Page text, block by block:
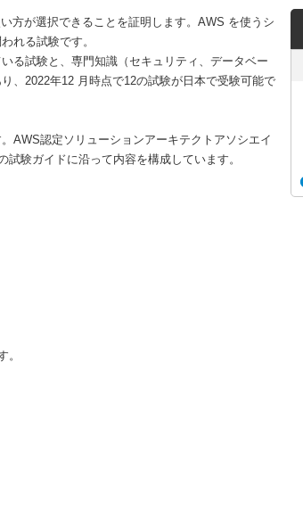
方が選択できることを証明します。AWS を使うシ
れる試験です。
る試験と、専門知識（セキュリティ、データベー
、2022年12 月時点で12の試験が日本で受験可能で
AWS認定ソリューションアーキテクトアソシエイ
験ガイドに沿って内容を構成しています。
。